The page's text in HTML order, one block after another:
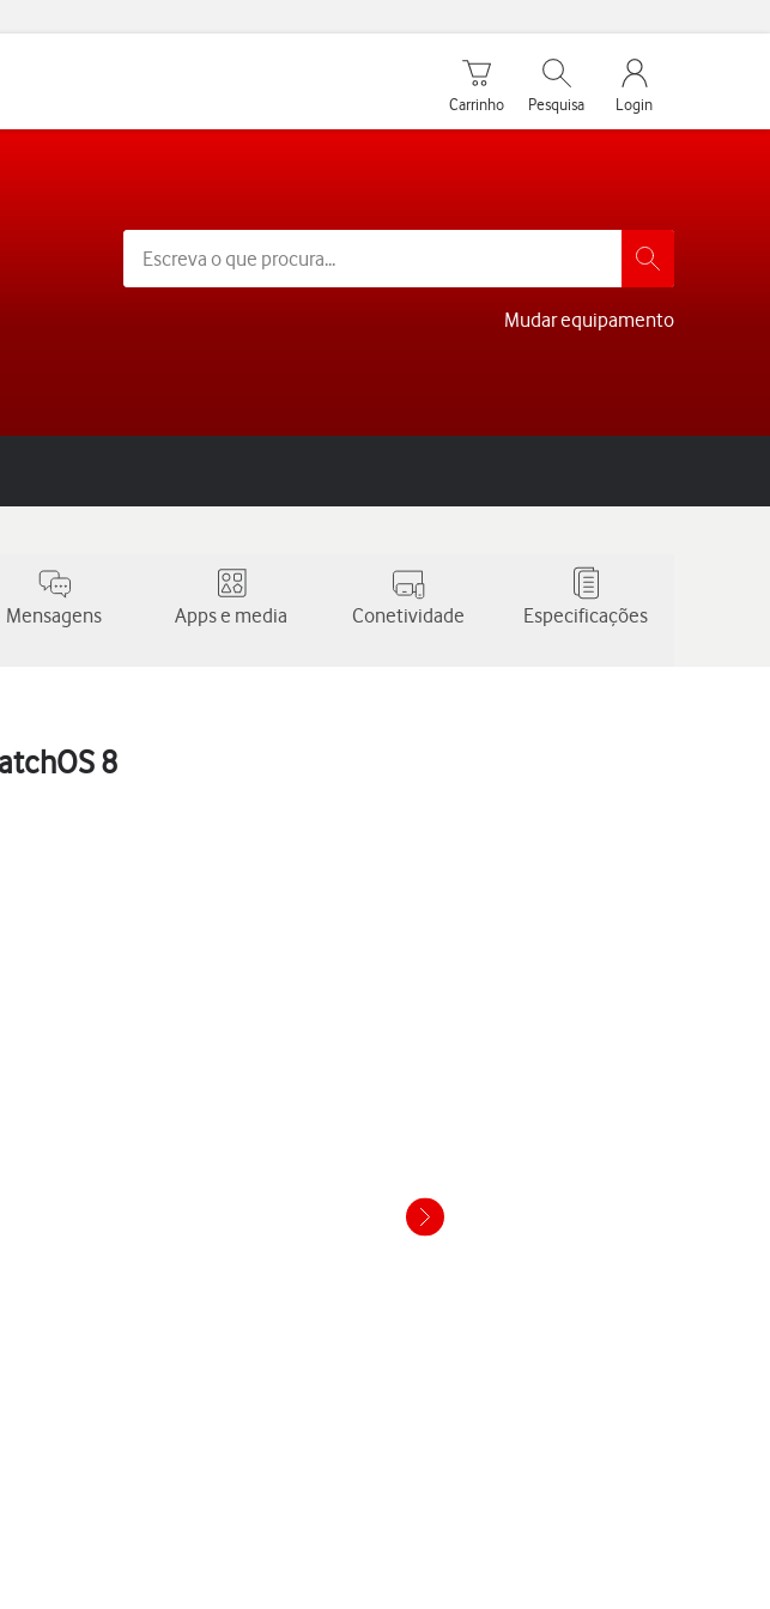
Carrinho de compras
Carrinho
Pesquisar
Pesquisa
My Vodafone
Login
Mudar equipamento
Mensagens Apps e media Conetividade Especificações
8